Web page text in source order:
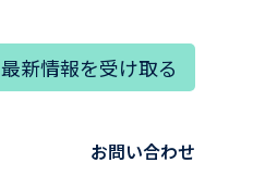
最新情報を受け取る
お問い合わせ​